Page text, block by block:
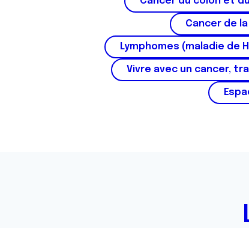
Cancer de
Lymphomes (maladie de
Vivre avec un cancer,